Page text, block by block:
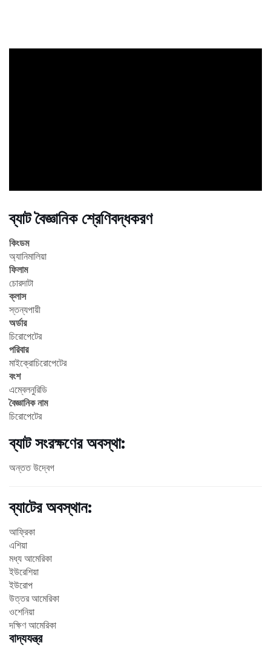
ব্যাট বৈজ্ঞানিক শ্রেণিবদ্ধকরণ
কিংডম
অ্যানিমালিয়া
ফিলাম
চোরদাটা
ক্লাস
স্তন্যপায়ী
অর্ডার
চিরোপেটের
পরিবার
মাইক্রোচিরোপেটের
বংশ
এম্বেলনুরিডি
বৈজ্ঞানিক নাম
চিরোপেটের
ব্যাট সংরক্ষণের অবস্থা:
অন্তত উদ্বেগ
ব্যাটের অবস্থান:
আফ্রিকা
এশিয়া
মধ্য আমেরিকা
ইউরেশিয়া
ইউরোপ
উত্তর আমেরিকা
ওশেনিয়া
দক্ষিণ আমেরিকা
বাদ্যযন্ত্র